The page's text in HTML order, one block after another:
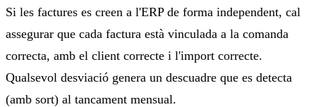
Si les factures es creen a l'ERP de forma independent, cal
assegurar que cada factura està vinculada a la comanda
correcta, amb el client correcte i l'import correcte.
Qualsevol desviació genera un descuadre que es detecta
(amb sort) al tancament mensual.